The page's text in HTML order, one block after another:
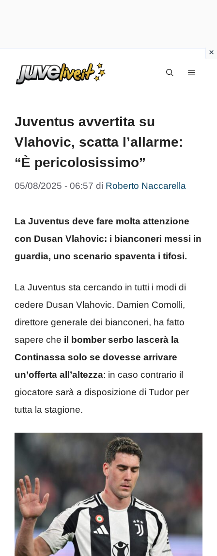
Menu
Juventus avvertita su
Vlahovic, scatta l’allarme:
“È pericolosissimo”
05/08/2025 - 06:57 di Roberto Naccarella
La Juventus deve fare molta attenzione
con Dusan Vlahovic: i bianconeri messi in
guardia, uno scenario spaventa i tifosi.
La Juventus sta cercando in tutti i modi di
cedere Dusan Vlahovic. Damien Comolli,
direttore generale dei bianconeri, ha fatto
sapere che il bomber serbo lascerà la
Continassa solo se dovesse arrivare
un’offerta all’altezza: in caso contrario il
giocatore sarà a disposizione di Tudor per
tutta la stagione.